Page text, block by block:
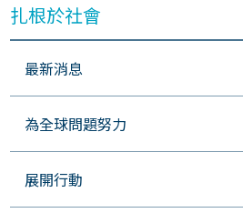
扎根於社會
最新消息
為全球問題努力
展開行動